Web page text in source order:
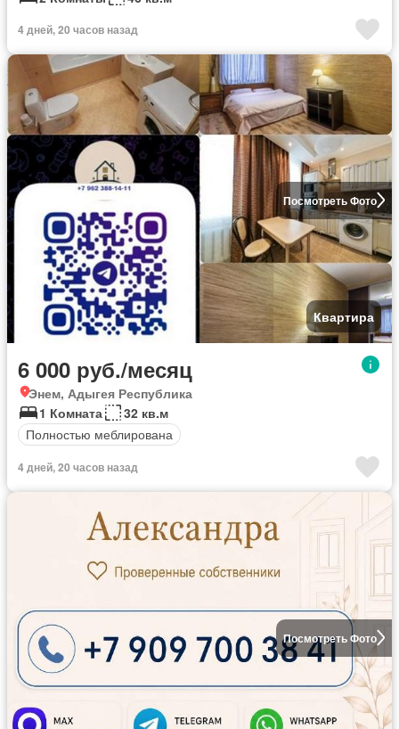
4 дней, 20 часов назад
Посмотреть Фото
Квартира
6 000 руб./месяц
Энем, Адыгея Республика
1 Комната
32 кв.м
Полностью меблирована
4 дней, 20 часов назад
Посмотреть Фото